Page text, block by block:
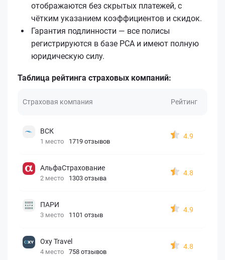
отображаются без скрытых платежей, с
чётким указанием коэффициентов и скидок.
Гарантия подлинности — все полисы
регистрируются в базе РСА и имеют полную
юридическую силу.
Таблица рейтинга страховых компаний:
Страховая компания Рейтинг
ВСК
1 место 1719 отзывов
4.9
АльфаСтрахование
2 место 1303 отзыва
4.8
ПАРИ
3 место 1101 отзыв
4.9
Oxy Travel
4 место 758 отзывов
4.8